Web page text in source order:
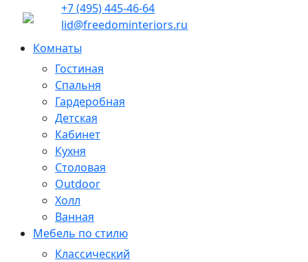
+7 (495) 445-46-64
lid@freedominteriors.ru
Комнаты
Гостиная
Спальня
Гардеробная
Детская
Кабинет
Кухня
Столовая
Outdoor
Холл
Ванная
Мебель по стилю
Классический